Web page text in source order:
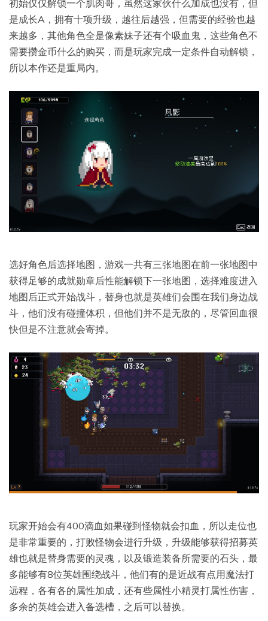
初始仅仅解锁一个肌肉哥，虽然这家伙什么加成也没有，但
是成长A，拥有十项升级，越往后越强，但需要的经验也越
来越多，其他角色全是像素妹子还有个吸血鬼，这些角色不
需要攒金币什么的购买，而是玩家完成一定条件自动解锁，
所以本作还是重局内。
选好角色后选择地图，游戏一共有三张地图在前一张地图中
获得足够的成就勋章后性能解锁下一张地图，选择难度进入
地图后正式开始战斗，替身也就是英雄们会围在我们身边战
斗，他们没有碰撞体积，但他们并不是无敌的，尽管回血很
快但是不注意就会寄掉。
玩家开始会有400滴血如果碰到怪物就会扣血，所以走位也
是非常重要的，打败怪物会进行升级，升级能够获得招募英
雄也就是替身需要的灵魂，以及锻造装备所需要的石头，最
多能够有8位英雄围绕战斗，他们有的是近战有点用魔法打
远程，各有各的属性加成，还有些属性小精灵打属性伤害，
多余的英雄会进入备选槽，之后可以替换。